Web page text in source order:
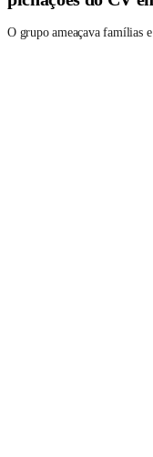
O grupo ameaçava famílias e